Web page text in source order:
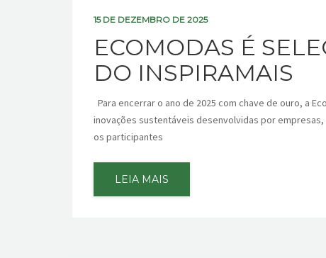
15 DE DEZEMBRO DE 2025
ECOMODAS É
DO INSPIRAMAIS
Para encerrar o ano de 2025 com chave de ouro, a
inovações sustentáveis desenvolvidas por
os participantes
LEIA MAIS